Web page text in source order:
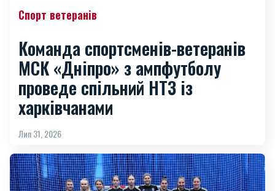
Спорт ветеранів
Команда спортсменів-ветеранів
МСК «Дніпро» з ампфутболу
проведе спільний НТЗ із
харківчанами
Лип 31, 2026